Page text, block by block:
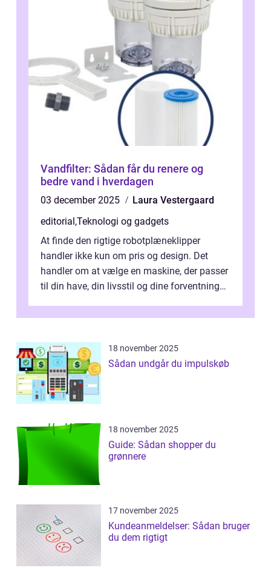
Vandfilter: Sådan får du renere og
bedre vand i hverdagen
03 december 2025
Laura Vestergaard
editorial ,Teknologi og gadgets
At finde den rigtige robotplæneklipper
handler ikke kun om pris og design. Det
handler om at vælge en maskine, der passer
til din have, din livsstil og dine forventninger.
18 november 2025
Sådan undgår du impulskøb
18 november 2025
Guide: Sådan shopper du
grønnere
17 november 2025
Kundeanmeldelser: Sådan bruger
du dem rigtigt